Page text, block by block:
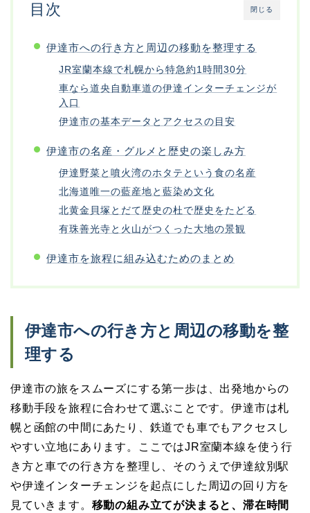
閉じる
目次
伊達市への行き方と周辺の移動を整理する
JR室蘭本線で札幌から特急約1時間30分
車なら道央自動車道の伊達インターチェンジが
入口
伊達市の基本データとアクセスの目安
伊達市の名産・グルメと歴史の楽しみ方
伊達野菜と噴火湾のホタテという食の名産
北海道唯一の藍産地と藍染め文化
北黄金貝塚とだて歴史の杜で歴史をたどる
有珠善光寺と火山がつくった大地の景観
伊達市を旅程に組み込むためのまとめ
伊達市への行き方と周辺の移動を整
理する
伊達市の旅をスムーズにする第一歩は、出発地からの
移動手段を旅程に合わせて選ぶことです。伊達市は札
幌と函館の中間にあたり、鉄道でも車でもアクセスし
やすい立地にあります。ここではJR室蘭本線を使う行
き方と車での行き方を整理し、そのうえで伊達紋別駅
や伊達インターチェンジを起点にした周辺の回り方を
見ていきます。 移動の組み立てが決まると、滞在時間